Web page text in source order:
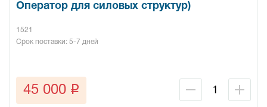
Оператор для силовых структур)
1521
Срок поставки: 5-7 дней
45 000 q